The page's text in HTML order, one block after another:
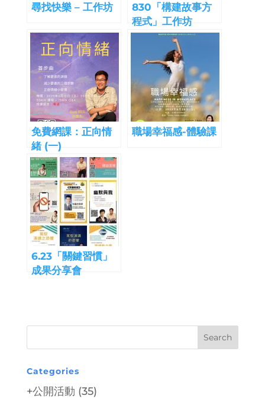
尋找快樂 – 工作坊
830「構建故事方
程式」工作坊
免費網課：正向情
緒 (一)
職場幸福感-體驗課
6.23「關鍵習慣」
成果分享會
Categories
+公開活動 (35)